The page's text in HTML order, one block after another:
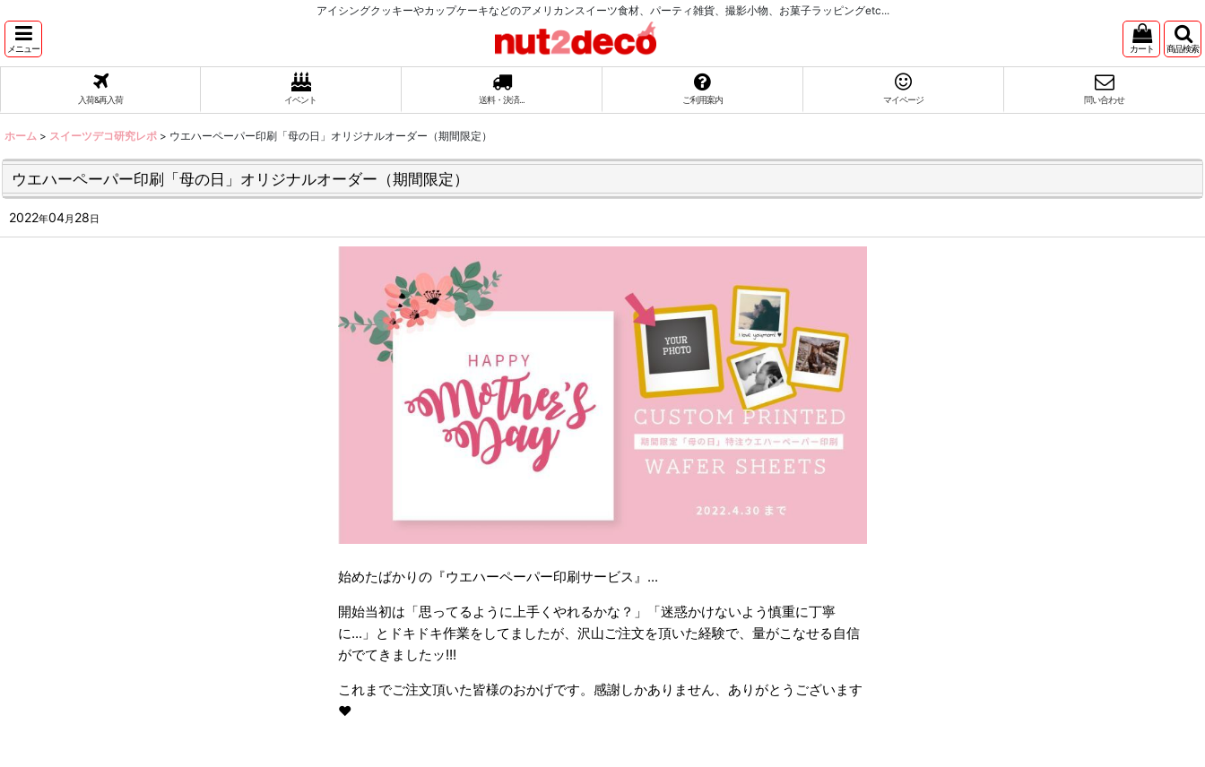
アイシングクッキーやカップケーキなどのアメリカンスイーツ食材、パーティ雑貨、撮影小物、お菓子ラッピングetc...
メニュー カート 商品検索
入荷&再入荷 イベント 送料・決済... ご利用案内 マイページ 問い合わせ
ホーム > スイーツデコ研究レポ > ウエハーペーパー印刷「母の日」オリジナルオーダー（期間限定）
ウエハーペーパー印刷「母の日」オリジナルオーダー（期間限定）
2022年04月 28日
始めたばかりの『ウエハーペーパー印刷サービス』...
開始当初は「思ってるように上手くやれるかな？」「迷惑かけないよう慎重に丁寧
に...」とドキドキ作業をしてましたが、沢山ご注文を頂いた経験で、量がこなせる自信
がでてきましたッ!!!
これまでご注文頂いた皆様のおかげです。感謝しかありません、ありがとうございます
❤︎